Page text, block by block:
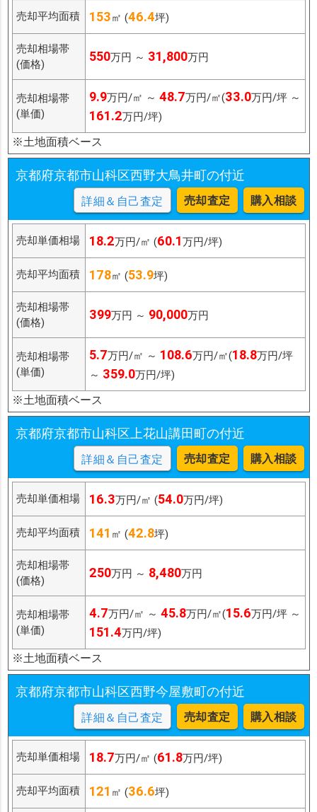
売却平均面積 153㎡ (46.4坪)
売却相場帯
(価格)
550万円 ～ 31,800万円
売却相場帯
(単価)
9.9万円/㎡ ～ 48.7万円/㎡(33.0万円/坪 ～
161.2万円/坪)
※土地面積ベース
京都府京都市山科区西野大鳥井町の付近
詳細＆自己査定 売却査定 購入相談
売却単価相場 18.2万円/㎡ (60.1万円/坪)
売却平均面積 178㎡ (53.9坪)
売却相場帯
(価格)
399万円 ～ 90,000万円
売却相場帯
(単価)
5.7万円/㎡ ～ 108.6万円/㎡(18.8万円/坪
～ 359.0万円/坪)
※土地面積ベース
京都府京都市山科区上花山講田町の付近
詳細＆自己査定 売却査定 購入相談
売却単価相場 16.3万円/㎡ (54.0万円/坪)
売却平均面積 141 ㎡ (42.8坪)
売却相場帯
(価格)
250万円 ～ 8,480万円
売却相場帯
(単価)
4.7万円/㎡ ～ 45.8万円/㎡(15.6万円/坪 ～
151.4万円/坪)
※土地面積ベース
京都府京都市山科区西野今屋敷町の付近
詳細＆自己査定 売却査定 購入相談
売却単価相場 18.7万円/㎡ (61.8万円/坪)
売却平均面積 121 ㎡ (36.6坪)